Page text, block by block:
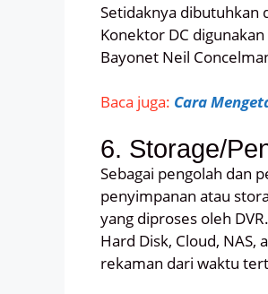
Setidaknya dibutuhkan
Konektor DC
Bayonet Neil
Baca juga: Cara
6. Storage/
Sebagai pengolah dan
penyimpanan atau
yang diproses oleh
Hard Disk, Cloud,
rekaman dari waktu